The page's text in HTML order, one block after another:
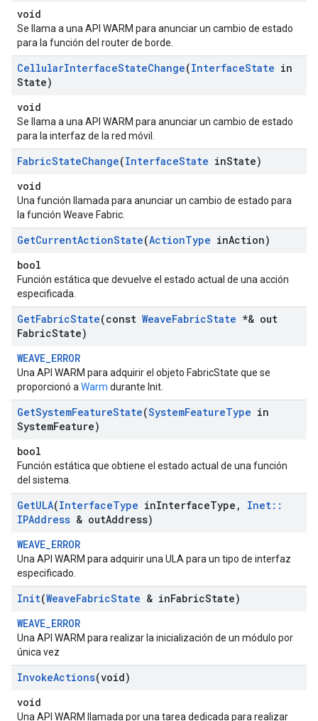
void
Se llama a una API WARM para anunciar un cambio de estado
para la función del router de borde.
CellularInterfaceStateChange(InterfaceState in
State)
void
Se llama a una API WARM para anunciar un cambio de estado
para la interfaz de la red móvil.
FabricStateChange(InterfaceState inState)
void
Una función llamada para anunciar un cambio de estado para
la función Weave Fabric.
GetCurrentActionState(ActionType inAction)
bool
Función estática que devuelve el estado actual de una acción
especificada.
GetFabricState(const WeaveFabricState *& out
FabricState)
WEAVE_ERROR
Una API WARM para adquirir el objeto FabricState que se
proporcionó a Warm durante Init.
GetSystemFeatureState(SystemFeatureType in
SystemFeature)
bool
Función estática que obtiene el estado actual de una función
del sistema.
GetULA(InterfaceType inInterfaceType , Inet::
IPAddress & outAddress)
WEAVE_ERROR
Una API WARM para adquirir una ULA para un tipo de interfaz
especificado.
Init(WeaveFabricState & inFabricState)
WEAVE_ERROR
Una API WARM para realizar la inicialización de un módulo por
única vez
InvokeActions(void)
void
Una API WARM llamada por una tarea dedicada para realizar